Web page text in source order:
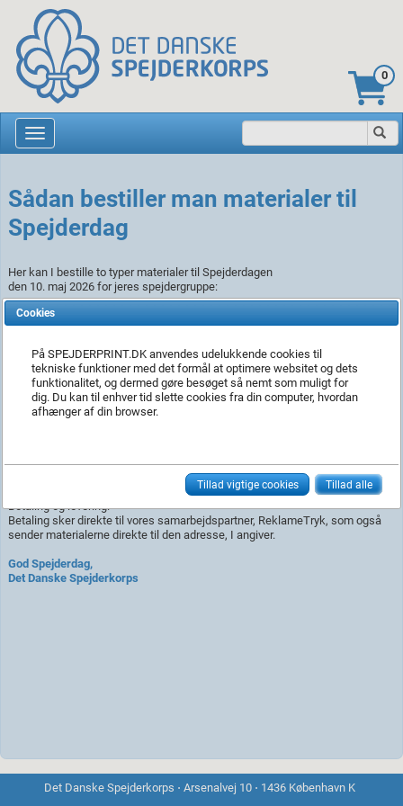
0
Sådan bestiller man materialer til
Spejderdag
Her kan I bestille to typer materialer til Spejderdagen
den 10. maj 2026 for jeres spejdergruppe:
1.Plakater, beachflag og bannere – Her kan I tilføje jeres gruppenavn og
kontaktoplysninger. I betaler kun produktionsprisen. Bemærk, at stk. pris
af produktionen er den største udgift.
Kampagnepakke – Indeholder lommebøger og postkort til deltagerne
samt A4-plakater til at reklamere for Spejderdagen. Det er ikke muligt at
tilføje gruppenavn på disse materialer. Pakken er gratis, og I betaler kun for
Produkter findes i Webshoppen.Klik på Spejderdag i webshoppen for at
Betaling og levering:
Betaling sker direkte til vores samarbejdspartner, ReklameTryk, som også
sender materialerne direkte til den adresse, I angiver.
God Spejderdag,
Det Danske Spejderkorps
Det Danske Spejderkorps ⋅ Arsenalvej 10 ⋅ 1436 København K
Cookies
På SPEJDERPRINT.DK anvendes udelukkende cookies til
tekniske funktioner med det formål at optimere websitet og dets
funktionalitet, og dermed gøre besøget så nemt som muligt for
dig. Du kan til enhver tid slette cookies fra din computer, hvordan
afhænger af din browser.
Tillad vigtige cookies Tillad alle